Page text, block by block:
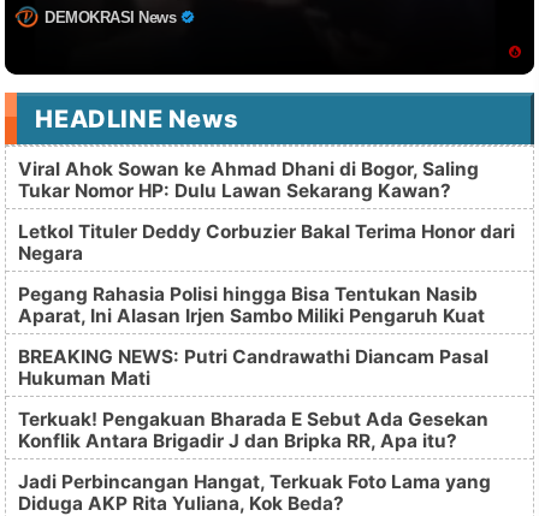
DEMOKRASI News
HEADLINE News
Viral Ahok Sowan ke Ahmad Dhani di Bogor, Saling
Tukar Nomor HP: Dulu Lawan Sekarang Kawan?
Letkol Tituler Deddy Corbuzier Bakal Terima Honor dari
Negara
Pegang Rahasia Polisi hingga Bisa Tentukan Nasib
Aparat, Ini Alasan Irjen Sambo Miliki Pengaruh Kuat
BREAKING NEWS: Putri Candrawathi Diancam Pasal
Hukuman Mati
Terkuak! Pengakuan Bharada E Sebut Ada Gesekan
Konflik Antara Brigadir J dan Bripka RR, Apa itu?
Jadi Perbincangan Hangat, Terkuak Foto Lama yang
Diduga AKP Rita Yuliana, Kok Beda?